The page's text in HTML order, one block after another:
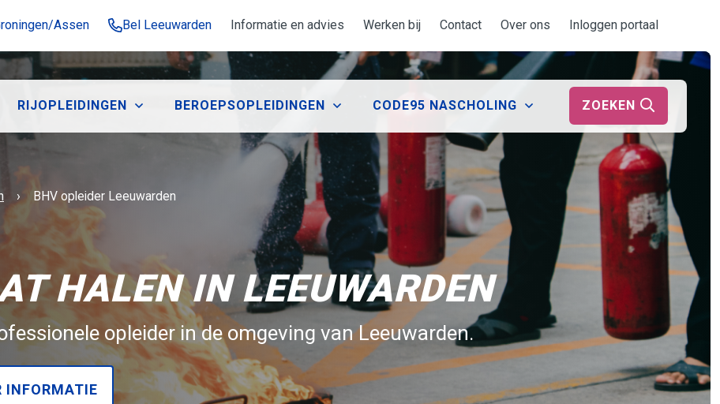
Assen Bel Leeuwarden Informatie en advies Werken bij Contact Over ons Inloggen portaal
RIJOPLEIDINGEN BEROEPSOPLEIDINGEN CODE95 NASCHOLING ZOEKEN
Huidige:
BHV opleider Leeuwarden
HALEN IN LEEUWARDEN
opleider in de omgeving van Leeuwarden.
INFORMATIE